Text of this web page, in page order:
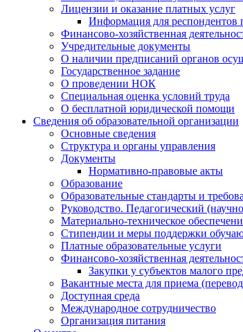
Лицензии и оказание платных услуг
Информация для респондентов
Финансово-хозяйственная
Учредительные документы
О наличии предписаний органов
Государственное задание
О проведении НОК
Специальная оценка условий труда
О бесплатной юридической помощи
Сведения об образовательной организации
Основные сведения
Структура и органы управления
Документы
Нормативно-правовые акты
Образование
Образовательные стандарты и
Руководство. Педагогический
Материально-техническое
Стипендии и меры поддержки
Платные образовательные услуги
Финансово-хозяйственная
Закупки у субъектов малого
Вакантные места для приема
Доступная среда
Международное сотрудничество
Организация питания